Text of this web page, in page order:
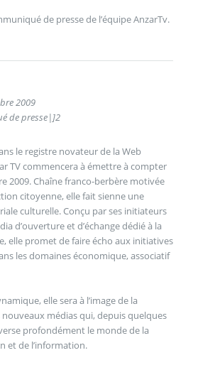
de presse de l’équipe AnzarTv.
2009
de presse|]2
le registre novateur de la Web
TV commencera à émettre à compter
2009. Chaîne franco-berbère motivée
citoyenne, elle fait sienne une
culturelle. Conçu par ses initiateurs
d’ouverture et d’échange dédié à la
elle promet de faire écho aux initiatives
les domaines économique, associatif
elle sera à l’image de la
médias qui, depuis quelques
profondément le monde de la
et de l’information.